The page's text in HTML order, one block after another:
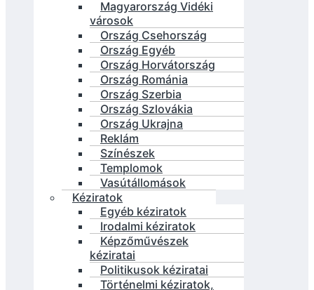
Magyarország Vidéki
városok
Ország Csehország
Ország Egyéb
Ország Horvátország
Ország Románia
Ország Szerbia
Ország Szlovákia
Ország Ukrajna
Reklám
Színészek
Templomok
Vasútállomások
Kéziratok
Egyéb kéziratok
Irodalmi kéziratok
Képzőművészek
kéziratai
Politikusok kéziratai
Történelmi kéziratok,